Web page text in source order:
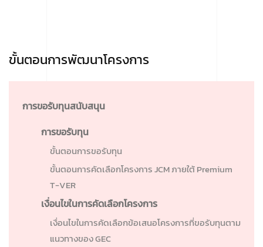
ขั้นตอนการพัฒนาโครงการ
การขอรับทุนสนับสนุน
การขอรับทุน
ขั้นตอนการขอรับทุน
ขั้นตอนการคัดเลือกโครงการ JCM ภายใต้ Premium
T-VER
เงื่อนไขในการคัดเลือกโครงการ
เงื่อนไขในการคัดเลือกข้อเสนอโครงการที่ขอรับทุนตาม
แนวทางของ GEC